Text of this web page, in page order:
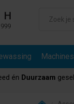
Machines
én Duurzaam